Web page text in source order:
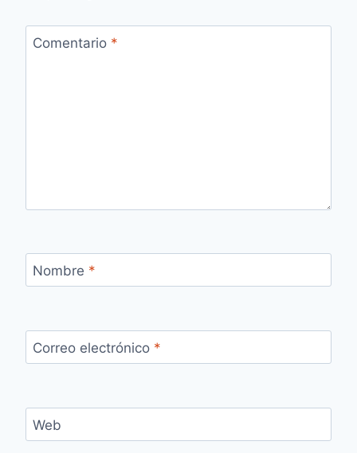
Comentario *
Nombre *
Correo electrónico *
Web